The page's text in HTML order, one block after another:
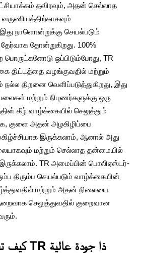
தவிரவும், அதன் செல்லாத
நாளொன்றுக்கு செயல்படும்
தோன்றுகிறது. 100%
ஒப்பிடும்போது, TR
திட்டத்தை வழங்குவதில் மற்றும்
நல்ல திறனை வெளிப்படுத்துகிறது, இது
மற்றும் நிபுணர்களுக்கு ஒரு
கீழ் வாழ்க்கையில் செலுத்தும்
குளை அதன் அழகிழிப்பை
இருக்கலாம், ஆனால் அது
மற்றும் செல்லாத தன்மையில்
இருக்கலாம். TR அமைப்பின் பொலிஏஸ்டர்-
திரும்ப செயல்படும் வாழ்க்கையின்
மற்றும் அதன் நிலையை
செலுத்துவதில் குறைவான
كيف تختار قماش البدلة TR ذا جودة عالية